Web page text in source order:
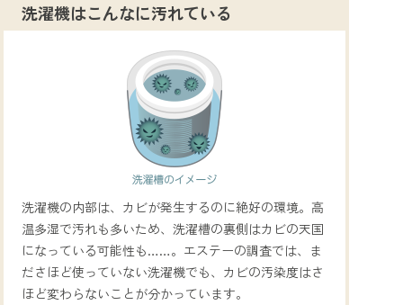
洗濯機はこんなに汚れている
洗濯機の内部は、カビが発生するのに絶好の環境。高
温多湿で汚れも多いため、洗濯槽の裏側はカビの天国
になっている可能性も……。エステーの調査では、ま
ださほど使っていない洗濯機でも、カビの汚染度はさ
ほど変わらないことが分かっています。